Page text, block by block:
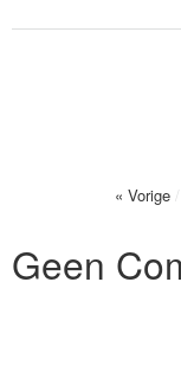
« Vorige /
Geen